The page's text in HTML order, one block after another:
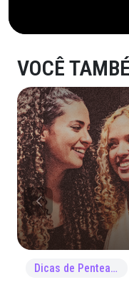
VOCÊ
Dicas de Penteado